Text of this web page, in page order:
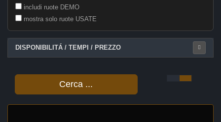
includi ruote DEMO
mostra solo ruote USATE
DISPONIBILITÁ / TEMPI / PREZZO
Cerca ...